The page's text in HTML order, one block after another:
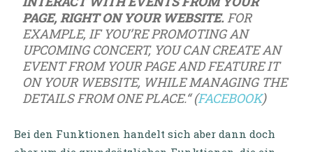
PAGE, RIGHT ON YOUR WEBSITE. FOR
EXAMPLE, IF YOU’RE PROMOTING AN
UPCOMING CONCERT, YOU CAN CREATE AN
EVENT FROM YOUR PAGE AND FEATURE IT
ON YOUR WEBSITE, WHILE MANAGING THE
DETAILS FROM ONE PLACE.“ (FACEBOOK)
Bei den Funktionen handelt sich aber dann doch